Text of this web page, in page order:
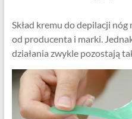
Skład kremu do depilacji nóg
od producenta i marki.
działania zwykle pozostają